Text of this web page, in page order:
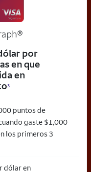
por
en que
en
3
puntos de
gaste $1,000
los primeros 3
dólar en